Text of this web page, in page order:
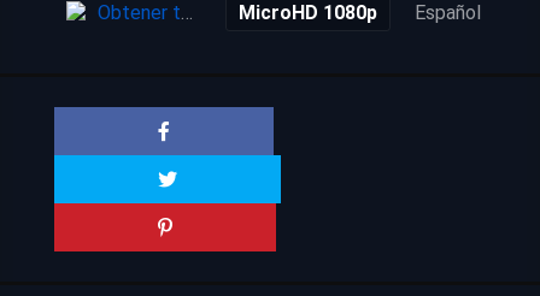
Obtener torrent MicroHD 1080p Español